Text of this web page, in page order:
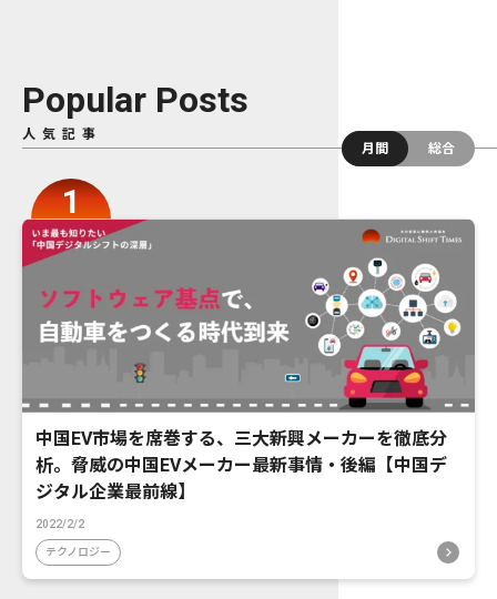
Popular Posts
人気記事
月間
総合
中国EV市場を席巻する、三大新興メーカーを徹底分
析。脅威の中国EVメーカー最新事情・後編【中国デ
ジタル企業最前線】
2022/2/2
テクノロジー